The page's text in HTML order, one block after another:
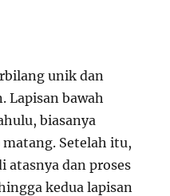
unik dan
Lapisan bawah
biasanya
Setelah itu,
atasnya dan proses
kedua lapisan